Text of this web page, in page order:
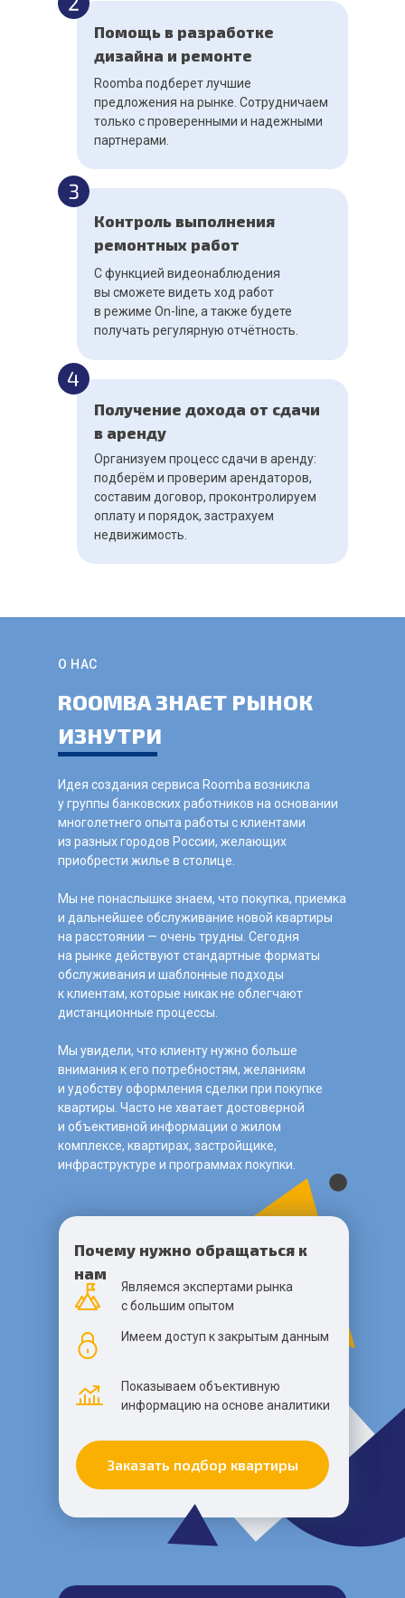
Помощь в разработке
дизайна и ремонте
Контроль выполнения
ремонтных работ
Получение дохода от сдачи
в аренду
Roomba подберет лучшие
предложения на рынке. Сотрудничаем
только с проверенными и надежными
партнерами.
С функцией видеонаблюдения
вы сможете видеть ход работ
в режиме On-line, а также будете
получать регулярную отчётность.
Организуем процесс сдачи в аренду:
подберём и проверим арендаторов,
составим договор, проконтролируем
оплату и порядок, застрахуем
недвижимость.
ROOMBA ЗНАЕТ РЫНОК
ИЗНУТРИ
О НАС
Идея создания сервиса Roomba возникла
у группы банковских работников на основании
многолетнего опыта работы с клиентами
из разных городов России, желающих
приобрести жилье в столице.
Мы не понаслышке знаем, что покупка, приемка
и дальнейшее обслуживание новой квартиры
на расстоянии — очень трудны. Сегодня
на рынке действуют стандартные форматы
обслуживания и шаблонные подходы
к клиентам, которые никак не облегчают
дистанционные процессы.
Мы увидели, что клиенту нужно больше
внимания к его потребностям, желаниям
и удобству оформления сделки при покупке
квартиры. Часто не хватает достоверной
и объективной информации о жилом
комплексе, квартирах, застройщике,
инфраструктуре и программах покупки.
Почему нужно обращаться к
нам
Являемся экспертами рынка
с большим опытом
Имеем доступ к закрытым данным
Показываем объективную
информацию на основе аналитики
Заказать подбор квартиры